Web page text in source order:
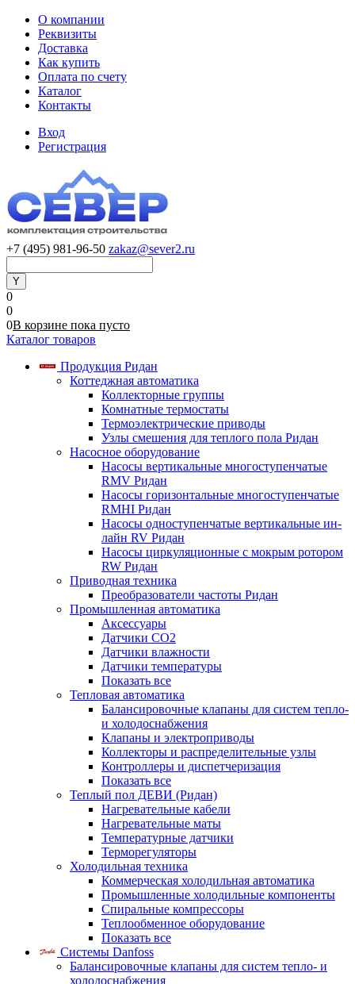
О компании
Реквизиты
Доставка
Как купить
Оплата по счету
Каталог
Контакты
Вход
Регистрация
+7 (495) 981-96-50 zakaz@sever2.ru
0
0
0В корзине пока пусто
Каталог товаров
Продукция Ридан
Коттеджная автоматика
Коллекторные группы
Комнатные термостаты
Термоэлектрические приводы
Узлы смешения для теплого пола Ридан
Насосное оборудование
Насосы вертикальные многоступенчатые
RMV Ридан
Насосы горизонтальные многоступенчатые
RMHI Ридан
Насосы одноступенчатые вертикальные ин-
лайн RV Ридан
Насосы циркуляционные с мокрым ротором
RW Ридан
Приводная техника
Преобразователи частоты Ридан
Промышленная автоматика
Аксессуары
Датчики CO2
Датчики влажности
Датчики температуры
Показать все
Тепловая автоматика
Балансировочные клапаны для систем тепло-
и холодоснабжения
Клапаны и электроприводы
Коллекторы и распределительные узлы
Контроллеры и диспетчеризация
Показать все
Теплый пол ДЕВИ (Ридан)
Нагревательные кабели
Нагревательные маты
Температурные датчики
Терморегуляторы
Холодильная техника
Коммерческая холодильная автоматика
Промышленные холодильные компоненты
Спиральные компрессоры
Теплообменное оборудование
Показать все
Системы Danfoss
Балансировочные клапаны для систем тепло- и
холодоснабжения